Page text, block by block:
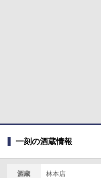
一刻の酒蔵情報
酒蔵 林本店